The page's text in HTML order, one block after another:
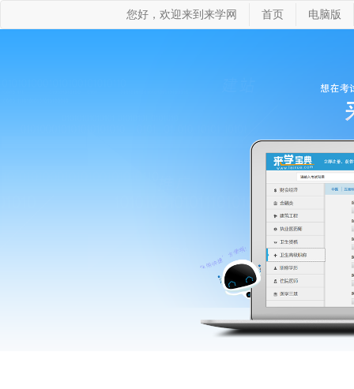
您好，欢迎来到来学网 首页 电脑版